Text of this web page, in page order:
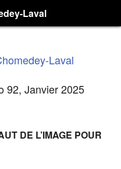
Laval
Laval
92, Janvier 2025
DE L’IMAGE POUR